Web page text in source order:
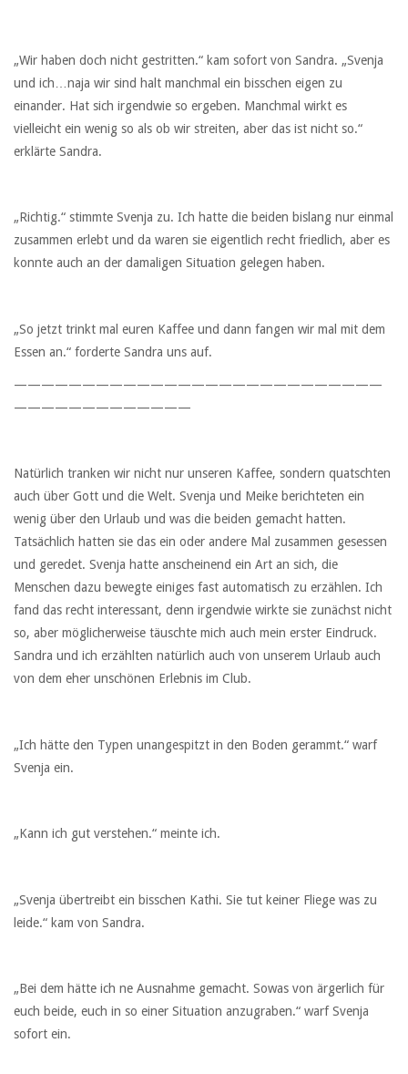
„Wir haben doch nicht gestritten.“ kam sofort von Sandra. „Svenja
und ich…naja wir sind halt manchmal ein bisschen eigen zu
einander. Hat sich irgendwie so ergeben. Manchmal wirkt es
vielleicht ein wenig so als ob wir streiten, aber das ist nicht so.“
erklärte Sandra.
„Richtig.“ stimmte Svenja zu. Ich hatte die beiden bislang nur einmal
zusammen erlebt und da waren sie eigentlich recht friedlich, aber es
konnte auch an der damaligen Situation gelegen haben.
„So jetzt trinkt mal euren Kaffee und dann fangen wir mal mit dem
Essen an.“ forderte Sandra uns auf.
———————————————————————————
—————————————
Natürlich tranken wir nicht nur unseren Kaffee, sondern quatschten
auch über Gott und die Welt. Svenja und Meike berichteten ein
wenig über den Urlaub und was die beiden gemacht hatten.
Tatsächlich hatten sie das ein oder andere Mal zusammen gesessen
und geredet. Svenja hatte anscheinend ein Art an sich, die
Menschen dazu bewegte einiges fast automatisch zu erzählen. Ich
fand das recht interessant, denn irgendwie wirkte sie zunächst nicht
so, aber möglicherweise täuschte mich auch mein erster Eindruck.
Sandra und ich erzählten natürlich auch von unserem Urlaub auch
von dem eher unschönen Erlebnis im Club.
„Ich hätte den Typen unangespitzt in den Boden gerammt.“ warf
Svenja ein.
„Kann ich gut verstehen.“ meinte ich.
„Svenja übertreibt ein bisschen Kathi. Sie tut keiner Fliege was zu
leide.“ kam von Sandra.
„Bei dem hätte ich ne Ausnahme gemacht. Sowas von ärgerlich für
euch beide, euch in so einer Situation anzugraben.“ warf Svenja
sofort ein.